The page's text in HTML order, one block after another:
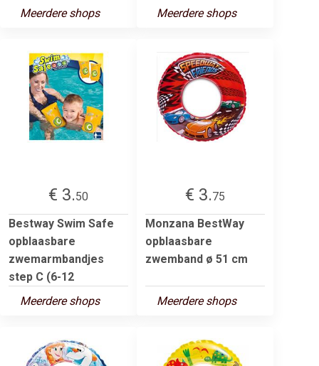
Meerdere shops Meerdere shops
€ 3.50
Bestway Swim Safe
opblaasbare
zwemarmbandjes
step C (6-12
Meerdere shops
€ 3.75
Monzana BestWay
opblaasbare
zwemband ø 51 cm
Meerdere shops